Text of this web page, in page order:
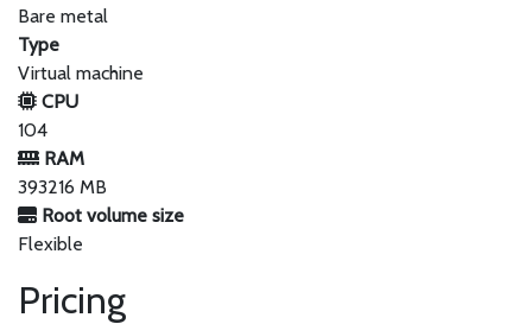
Bare metal
Type
Virtual machine
CPU
104
RAM
393216 MB
Root volume size
Flexible
Pricing